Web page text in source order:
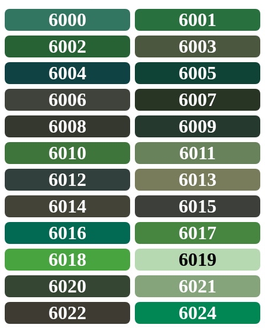
6000
6001
6002
6003
6004
6005
6006
6007
6008
6009
6010
6011
6012
6013
6014
6015
6016
6017
6018
6019
6020
6021
6022
6024